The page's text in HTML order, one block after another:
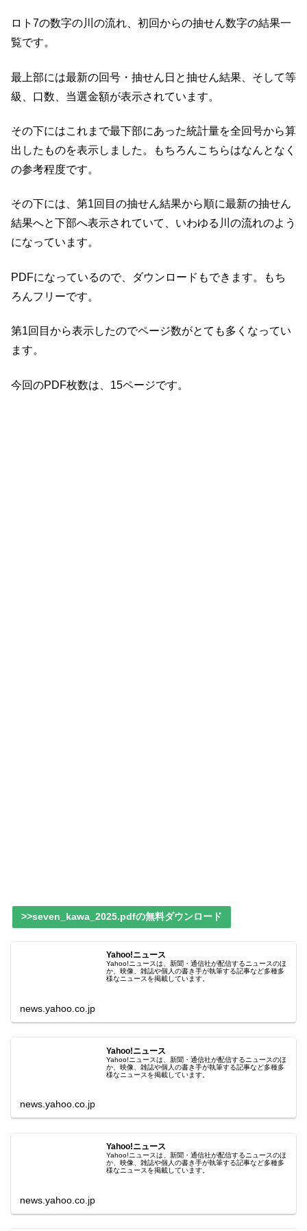
ロト7の数字の川の流れ、初回からの抽せん数字の結果一
覧です。
最上部には最新の回号・抽せん日と抽せん結果、そして等
級、口数、当選金額が表示されています。
その下にはこれまで最下部にあった統計量を全回号から算
出したものを表示しました。もちろんこちらはなんとなく
の参考程度です。
その下には、第1回目の抽せん結果から順に最新の抽せん
結果へと下部へ表示されていて、いわゆる川の流れのよう
になっています。
PDFになっているので、ダウンロードもできます。もち
ろんフリーです。
第1回目から表示したのでページ数がとても多くなってい
ます。
今回のPDF枚数は、15ページです。
>>seven_kawa_2025.pdfの無料ダウンロード
Yahoo!ニュース
Yahoo!ニュースは、新聞・通信社が配信するニュースのほ
か、映像、雑誌や個人の書き手が執筆する記事など多種多
様なニュースを掲載しています。
news.yahoo.co.jp
Yahoo!ニュース
Yahoo!ニュースは、新聞・通信社が配信するニュースのほ
か、映像、雑誌や個人の書き手が執筆する記事など多種多
様なニュースを掲載しています。
news.yahoo.co.jp
Yahoo!ニュース
Yahoo!ニュースは、新聞・通信社が配信するニュースのほ
か、映像、雑誌や個人の書き手が執筆する記事など多種多
様なニュースを掲載しています。
news.yahoo.co.jp